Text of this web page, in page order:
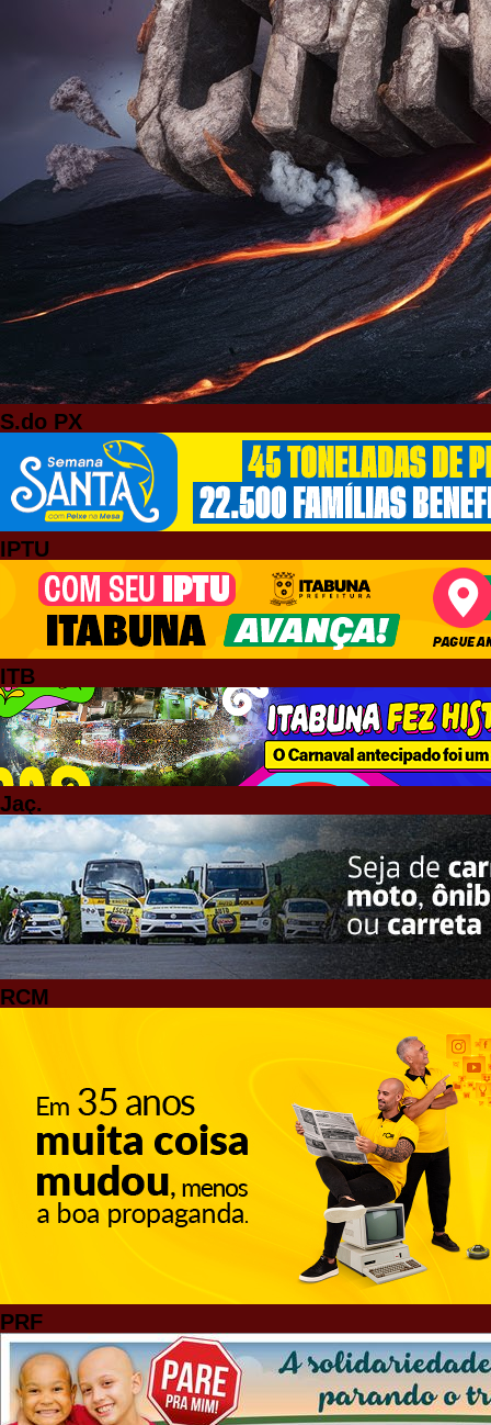
S.do PX
IPTU
ITB
Jaç.
RCM
PRF